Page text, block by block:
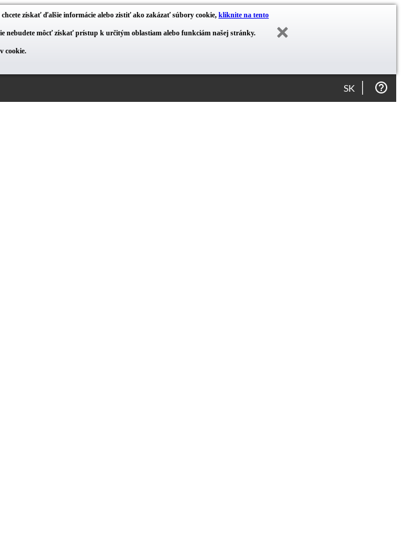
získať ďalšie informácie alebo zistiť ako zakázať súbory cookie, kliknite na tento
nebudete môcť získať prístup k určitým oblastiam alebo funkciám našej stránky.
cookie.
SK